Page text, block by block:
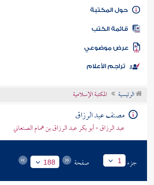
كتاب الأمة
المكتبة
الكتب
موضوعي
تراجم الأعلام
الرئيسية المكتبة الإسلامية
مصنف عبد الرزاق
عبد الرزاق - أبو بكر عبد الرزاق بن همام الصنعاني
جزء 1 صفحة 188